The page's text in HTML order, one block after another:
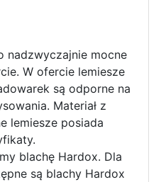
nadzwyczajnie mocne
W ofercie lemiesze
są odporne na
Materiał z
lemiesze posiada
blachę Hardox. Dla
są blachy Hardox